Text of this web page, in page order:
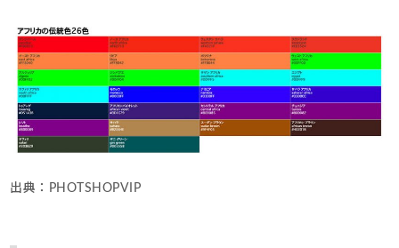
出典：PHOTSHOPVIP